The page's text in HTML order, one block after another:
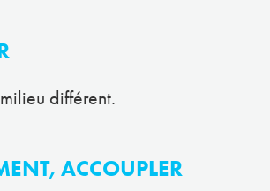
différent.
ACCOUPLER